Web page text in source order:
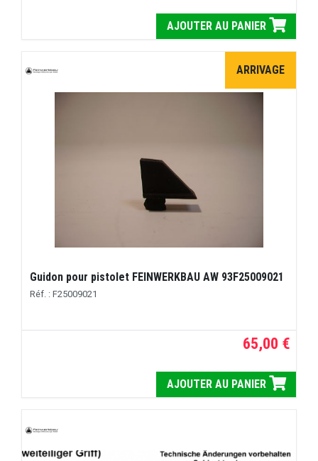
AJOUTER AU PANIER
ARRIVAGE
Guidon pour pistolet FEINWERKBAU AW 93F25009021
Réf. : F25009021
65,00 €
AJOUTER AU PANIER